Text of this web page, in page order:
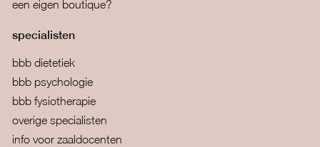
een eigen boutique?
specialisten
bbb dietetiek
bbb psychologie
bbb fysiotherapie
overige specialisten
info voor zaaldocenten